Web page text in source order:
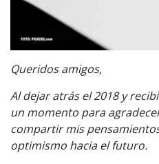
Queridos amigos,
Al dejar atrás el 2018 y
un momento para
compartir mis
optimismo hacia el futuro.